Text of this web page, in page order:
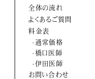
全体の流れ
よくあるご質問
料金表
-通常価格
-橋口医師
-伊田医師
お問い合わせ